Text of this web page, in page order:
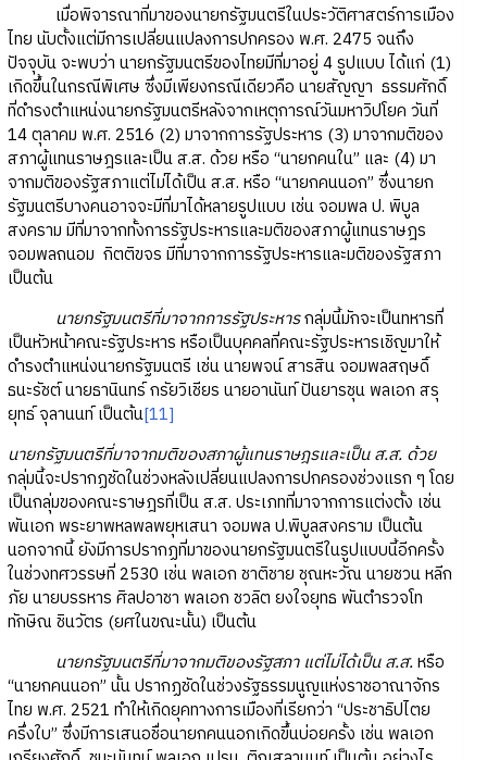
เมื่อพิจารณาที่มาของนายกรัฐมนตรีในประวัติศาสตร์การเมือง
ไทย นับตั้งแต่มีการเปลี่ยนแปลงการปกครอง พ.ศ. 2475 จนถึง
ปัจจุบัน จะพบว่า นายกรัฐมนตรีของไทยมีที่มาอยู่ 4 รูปแบบ ได้แก่ (1)
เกิดขึ้นในกรณีพิเศษ ซึ่งมีเพียงกรณีเดียวคือ นายสัญญา ธรรมศักดิ์
ที่ดำรงตำแหน่งนายกรัฐมนตรีหลังจากเหตุการณ์วันมหาวิปโยค วันที่
14 ตุลาคม พ.ศ. 2516 (2) มาจากการรัฐประหาร (3) มาจากมติของ
สภาผู้แทนราษฎรและเป็น ส.ส. ด้วย หรือ “นายกคนใน” และ (4) มา
จากมติของรัฐสภาแต่ไม่ได้เป็น ส.ส. หรือ “นายกคนนอก” ซึ่งนายก
รัฐมนตรีบางคนอาจจะมีที่มาได้หลายรูปแบบ เช่น จอมพล ป. พิบูล
สงคราม มีที่มาจากทั้งการรัฐประหารและมติของสภาผู้แทนราษฎร
จอมพลถนอม กิตติขจร มีที่มาจากการรัฐประหารและมติของรัฐสภา
เป็นต้น
นายกรัฐมนตรีที่มาจากการรัฐประหารกลุ่มนี้มักจะเป็นทหารที่
เป็นหัวหน้าคณะรัฐประหาร หรือเป็นบุคคลที่คณะรัฐประหารเชิญมาให้
ดำรงตำแหน่งนายกรัฐมนตรี เช่น นายพจน์ สารสิน จอมพลสฤษดิ์
ธนะรัชต์ นายธานินทร์ กรัยวิเชียร นายอานันท์ ปันยารชุน พลเอก สรุ
ยุทธ์ จุลานนท์ เป็นต้น[11]
นายกรัฐมนตรีที่มาจากมติของสภาผู้แทนราษฎรและเป็น ส.ส. ด้วย
กลุ่มนี้จะปรากฏชัดในช่วงหลังเปลี่ยนแปลงการปกครองช่วงแรก ๆ โดย
เป็นกลุ่มของคณะราษฎรที่เป็น ส.ส. ประเภทที่มาจากการแต่งตั้ง เช่น
พันเอก พระยาพหลพลพยุหเสนา จอมพล ป.พิบูลสงคราม เป็นต้น
นอกจากนี้ ยังมีการปรากฏที่มาของนายกรัฐมนตรีในรูปแบบนี้อีกครั้ง
ในช่วงทศวรรษที่ 2530 เช่น พลเอก ชาติชาย ชุณหะวัณ นายชวน หลีก
ภัย นายบรรหาร ศิลปอาชา พลเอก ชวลิต ยงใจยุทธ พันตำรวจโท
ทักษิณ ชินวัตร (ยศในขณะนั้น) เป็นต้น
นายกรัฐมนตรีที่มาจากมติของรัฐสภา แต่ไม่ได้เป็น ส.ส.หรือ
“นายกคนนอก” นั้น ปรากฏชัดในช่วงรัฐธรรมนูญแห่งราชอาณาจักร
ไทย พ.ศ. 2521 ทำให้เกิดยุคทางการเมืองที่เรียกว่า “ประชาธิปไตย
ครึ่งใบ” ซึ่งมีการเสนอชื่อนายกคนนอกเกิดขึ้นบ่อยครั้ง เช่น พลเอก